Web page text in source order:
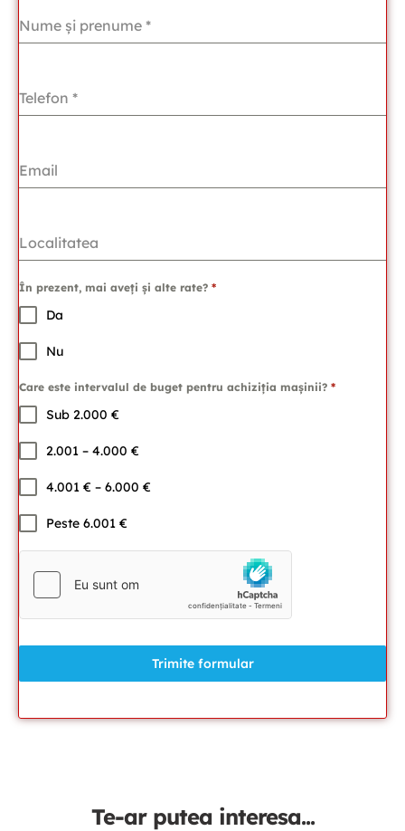
Nume și prenume *
Telefon *
Email
Localitatea
În prezent, mai aveți și alte rate? *
Da
Nu
Care este intervalul de buget pentru achiziția mașinii? *
Sub 2.000 €
2.001 – 4.000 €
4.001 € – 6.000 €
Peste 6.001 €
Trimite formular
Te-ar putea interesa...